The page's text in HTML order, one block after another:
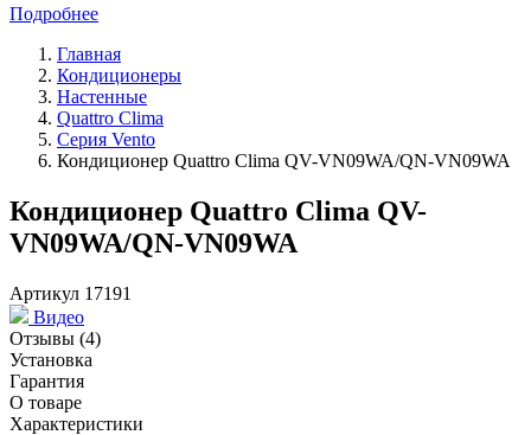
Подробнее
Главная
Кондиционеры
Настенные
Quattro Clima
Серия Vento
Кондиционер Quattro Clima QV-VN09WA/QN-VN09WA
Кондиционер Quattro Clima QV-
VN09WA/QN-VN09WA
Артикул 17191
Видео
Отзывы (4)
Установка
Гарантия
О товаре
Характеристики